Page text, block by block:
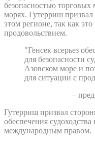
безопасностью
морях. Гутерриш призвал
этом регионе, так как
продовольствием.
"Генсек всерьез
для безопасности
Азовском море и
для ситуации с
–
Гутерриш призвал
обеспечения
международным правом.